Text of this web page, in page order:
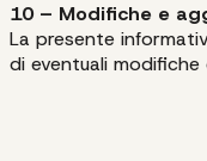
10 – Modifiche e
La presente
di eventuali